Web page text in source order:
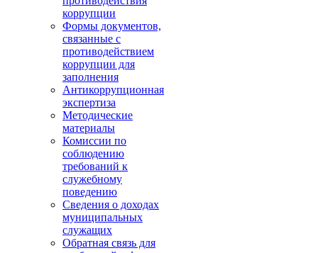
коррупции
Формы документов,
связанные с
противодействием
коррупции для
заполнения
Антикоррупционная
экспертиза
Методические
материалы
Комиссии по
соблюдению
требований к
служебному
поведению
Сведения о доходах
муниципальных
служащих
Обратная связь для